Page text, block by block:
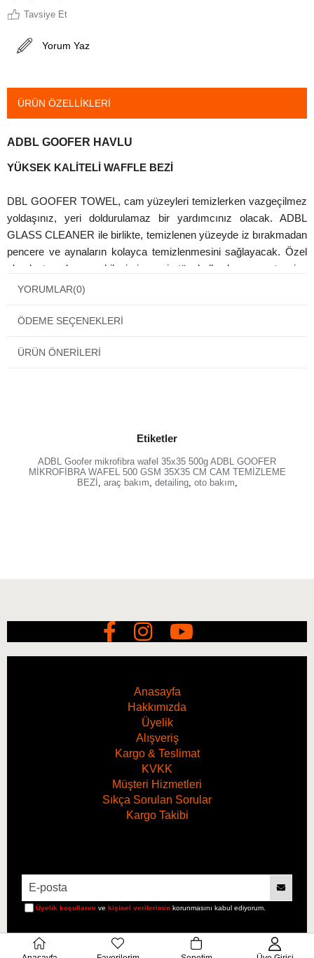
Tavsiye Et
Yorum Yaz
ÜRÜN ÖZELLIKLERI
ADBL GOOFER HAVLU
YÜKSEK KALİTELİ WAFFLE BEZİ
DBL GOOFER TOWEL, cam yüzeyleri temizlerken vazgeçilmez
yoldaşınız, yeri doldurulamaz bir yardımcınız olacak. ADBL
GLASS CLEANER ile birlikte, temizlenen yüzeyde iz bırakmadan
pencere ve aynaların kolayca temizlenmesini sağlayacak. Özel
olarak tasarlanmış bileşimi, aspiratör kullanılmasının tavsiye
edilmediği kaputlarda ürünün kullanılmasına olanak tanır.
şey.
Ağırlık: 500 GSM
YORUMLAR(0)
ÖDEME SEÇENEKLERI
ÜRÜN ÖNERILERI
Etiketler
ADBL Goofer mikrofibra wafel 35x35 500g ADBL GOOFER
MİKROFİBRA WAFEL 500 GSM 35X35 CM CAM TEMİZLEME
BEZİ , araç bakım, detailing, oto bakım,
Anasayfa
Hakkımızda
Üyelik
Alışveriş
Kargo & Teslimat
KVKK
Müşteri Hizmetleri
Sıkça Sorulan Sorular
Kargo Takibi
Üyelik koşullarını vekişisel verilerimin korunmasını kabul ediyorum.